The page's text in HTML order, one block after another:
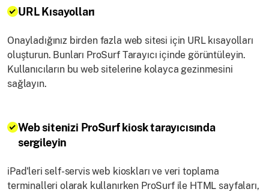
URL Kısayolları
Onayladığınız birden fazla web sitesi için URL kısayolları
oluşturun. Bunları ProSurf Tarayıcı içinde görüntüleyin.
Kullanıcıların bu web sitelerine kolayca gezinmesini
sağlayın.
Web sitenizi ProSurf kiosk tarayıcısında
sergileyin
iPad'leri self-servis web kioskları ve veri toplama
terminalleri olarak kullanırken ProSurf ile HTML sayfaları,